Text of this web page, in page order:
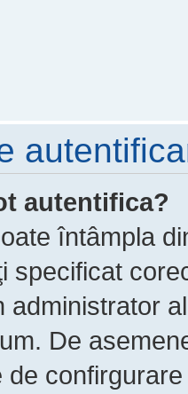
autentifica?
întâmpla
specificat
administrator
De
de